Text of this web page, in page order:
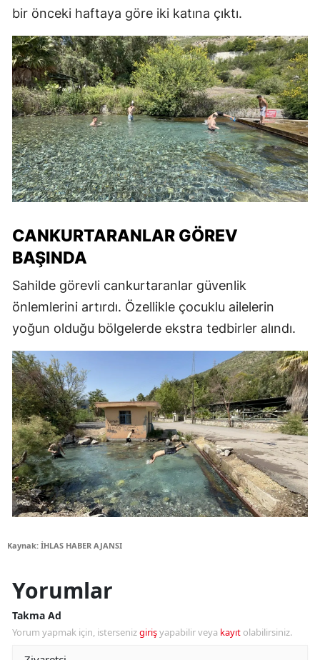
bir önceki haftaya göre iki katına çıktı.
CANKURTARANLAR GÖREV
BAŞINDA
Sahilde görevli cankurtaranlar güvenlik
önlemlerini artırdı. Özellikle çocuklu ailelerin
yoğun olduğu bölgelerde ekstra tedbirler alındı.
Kaynak: İHLAS HABER AJANSI
Yorumlar
Takma Ad
Yorum yapmak için, istersenizgirişyapabilir veya kayıt olabilirsiniz.